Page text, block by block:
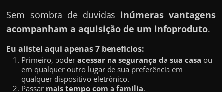
Sem sombra de duvidas inúmeras vantagens
acompanham a aquisição de um infoproduto.
Eu alistei aqui apenas 7 benefícios:
Primeiro, poderacessar na segurança da sua casa ou
em qualquer outro lugar de sua preferência em
qualquer dispositivo eletrônico.
Passar mais tempo com a família.